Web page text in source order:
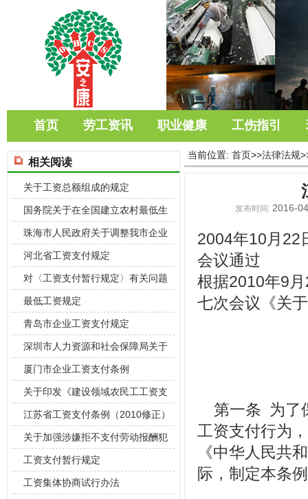
首页 劳工资讯 职业健康 工伤指引
当前位置: 首页>>法律法规
发布时间: 2016-
2004年10月22
会议通过
根据2010年9
七次会议《关
第一条 为了
工资支付行为
《中华人民共
际，制定本条
相关阅读
关于工资总额组成的规定
国务院关于在全国建立农村最低生
活保障制度
珠海市人民政府关于调整我市企业
职工最低工
河北省工资支付规定
对〈工资支付暂行规定〉有关问题
的补充规定
最低工资规定
青岛市企业工资支付规定
深圳市人力资源和社会保障局关于
调整本市最
厦门市企业工资支付条例
关于印发《建设领域农民工工资支
付 管理暂
江苏省工资支付条例（2010修正）
关于加强涉嫌拒不支付劳动报酬犯
罪案件查处
工资支付暂行规定
工资集体协商试行办法